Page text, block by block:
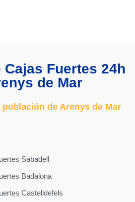
Fuertes 24h
de Mar
de Arenys de Mar
Sabadell
Badalona
Castelldefels